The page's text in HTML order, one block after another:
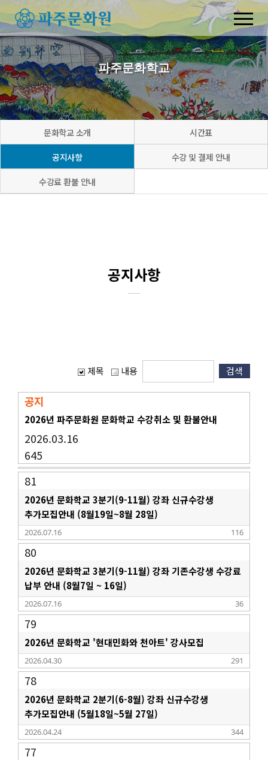
파주문화학교
문화학교 소개 시간표
공지사항 수강 및 결제 안내
수강료 환불 안내
공지사항
제목 내용
공지
2026년 파주문화원 문화학교 수강취소 및 환불안내
2026.03.16
645
81
2026년 문화학교 3분기(9-11월) 강좌 신규수강생
추가모집안내 (8월19일~8월 28일)
2026.07.16 116
80
2026년 문화학교 3분기(9-11월) 강좌 기존수강생 수강료
납부 안내 (8월7일 ~ 16일)
2026.07.16 36
79
2026년 문화학교 '현대민화와 천아트' 강사모집
2026.04.30 291
78
2026년 문화학교 2분기(6-8월) 강좌 신규수강생
추가모집안내 (5월18일~5월 27일)
2026.04.24 344
77